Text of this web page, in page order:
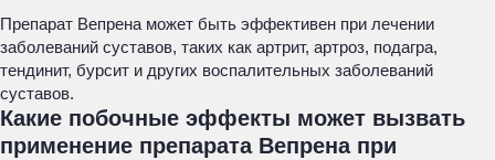
Препарат Вепрена может быть эффективен при лечении
заболеваний суставов, таких как артрит, артроз, подагра,
тендинит, бурсит и других воспалительных заболеваний
суставов.
Какие побочные эффекты может вызвать
применение препарата Вепрена при